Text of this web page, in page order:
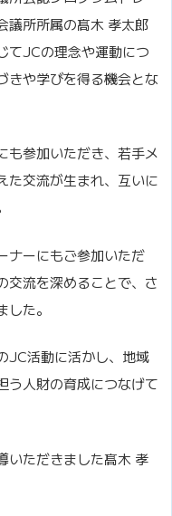
議所所属の髙木 孝太郎
てJCの理念や運動につ
きや学びを得る機会とな
も参加いただき、若手メ
た交流が生まれ、互いに
ナーにもご参加いただ
交流を深めることで、さ
た。
JC活動に活かし、地域
う人財の育成につなげて
いただきました髙木 孝